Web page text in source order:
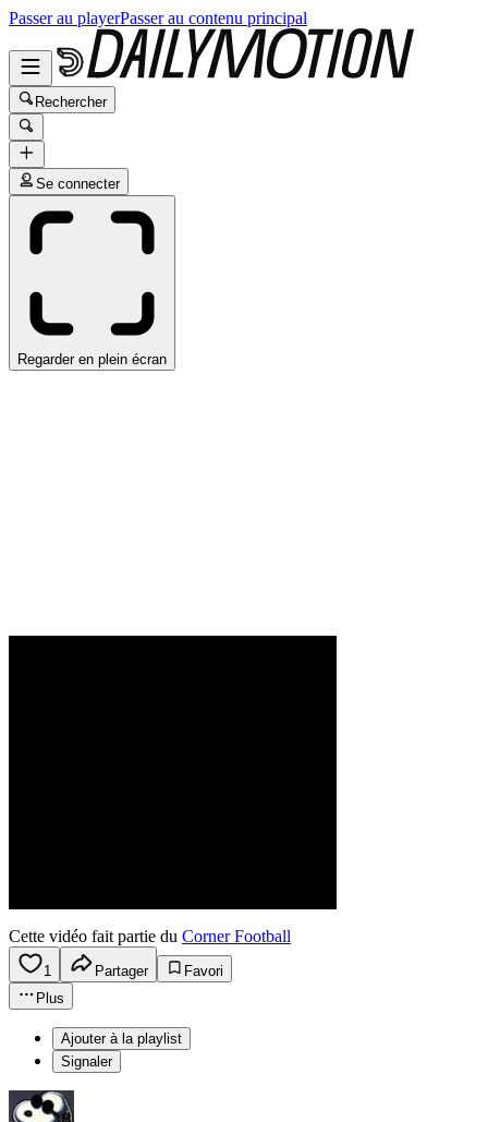
Passer au playerPasser au contenu principal
Rechercher
Se connecter
Regarder en plein écran
Cette vidéo fait partie du Corner Football
1 Partager
Favori
Plus
Ajouter à la playlist
Signaler